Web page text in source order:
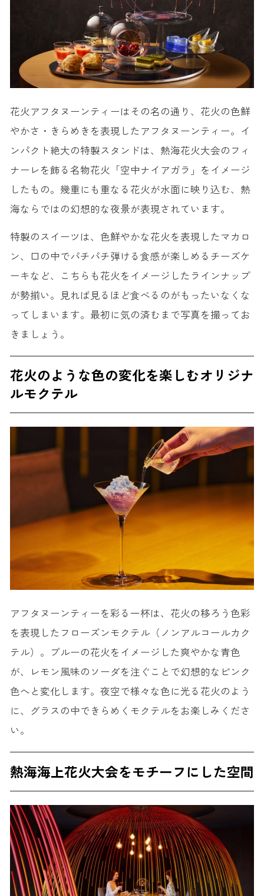
花火アフタヌーンティーはその名の通り、花火の色鮮
やかさ・きらめきを表現したアフタヌーンティー。イ
ンパクト絶大の特製スタンドは、熱海花火大会のフィ
ナーレを飾る名物花火「空中ナイアガラ」をイメージ
したもの。幾重にも重なる花火が水面に映り込む、熱
海ならではの幻想的な夜景が表現されています。
特製のスイーツは、色鮮やかな花火を表現したマカロ
ン、口の中でパチパチ弾ける食感が楽しめるチーズケ
ーキなど、こちらも花火をイメージしたラインナップ
が勢揃い。見れば見るほど食べるのがもったいなくな
ってしまいます。最初に気の済むまで写真を撮ってお
きましょう。
花火のような色の変化を楽しむオリジナ
ルモクテル
アフタヌーンティーを彩る一杯は、花火の移ろう色彩
を表現したフローズンモクテル（ノンアルコールカク
テル）。ブルーの花火をイメージした爽やかな青色
が、レモン風味のソーダを注ぐことで幻想的なピンク
色へと変化します。夜空で様々な色に光る花火のよう
に、グラスの中できらめくモクテルをお楽しみくださ
い。
熱海海上花火大会をモチーフにした空間